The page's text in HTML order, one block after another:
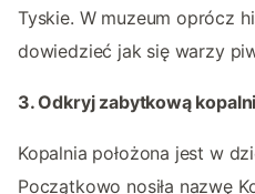
Tyskie. W muzeum oprócz
dowiedzieć jak się warzy
3. Odkryj zabytkową
Kopalnia położona jest w
Początkowo nosiła nazwę